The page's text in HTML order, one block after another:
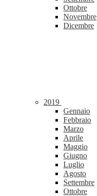
Ottobre
Novembre
Dicembre
2019
Gennaio
Febbraio
Marzo
Aprile
Maggio
Giugno
Luglio
Agosto
Settembre
Ottobre